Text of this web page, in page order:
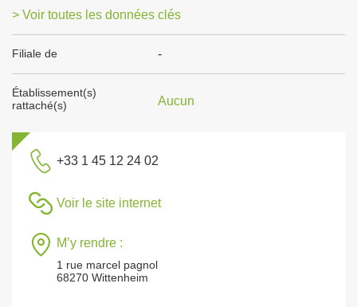
> Voir toutes les données clés
Filiale de -
Établissement(s)
rattaché(s)
Aucun
+33 1 45 12 24 02
Voir le site internet
M’y rendre :
1 rue marcel pagnol
68270 Wittenheim